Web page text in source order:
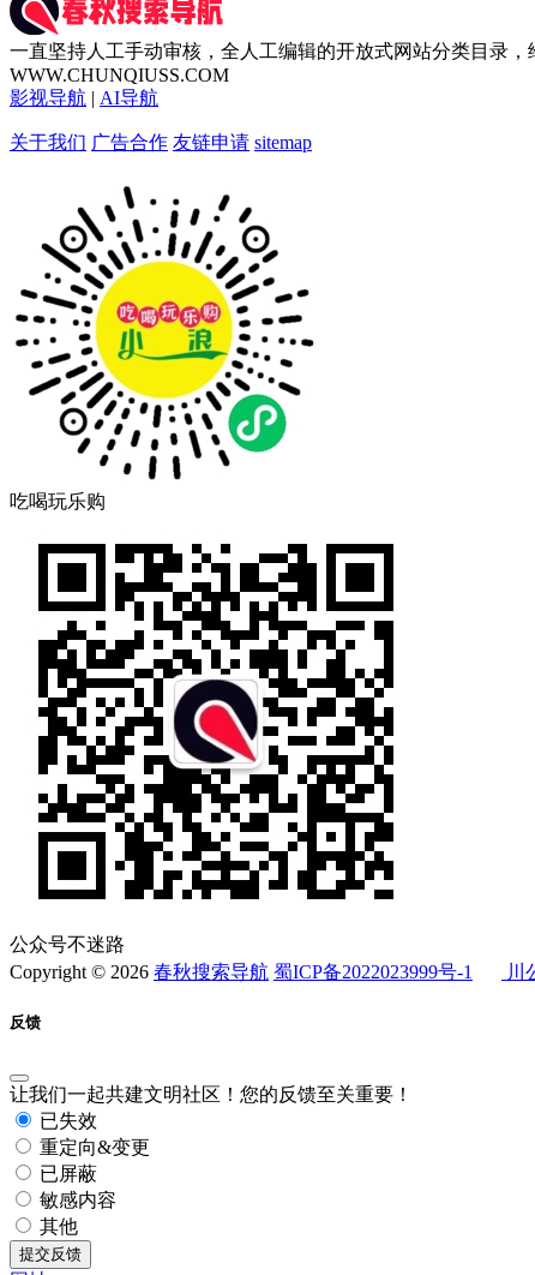
一直坚持人工手动审核，全人工编辑的开放式网站分类目录
WWW.CHUNQIUSS.COM
影视导航 | AI导航
关于我们 广告合作 友链申请 sitemap
吃喝玩乐购
公众号不迷路
Copyright © 2026 春秋搜索导航 蜀ICP备2022023999号-1 川
反馈
让我们一起共建文明社区！您的反馈至关重要！
已失效
重定向&变更
已屏蔽
敏感内容
其他
提交反馈